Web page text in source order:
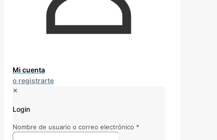
Mi cuenta
o registrarte
✕
Login
Nombre de usuario o correo electrónico *